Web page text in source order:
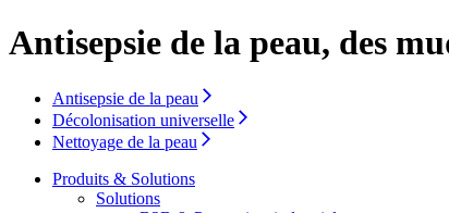
Thérapies
Contact
Antisepsie de la peau, des
Antisepsie de la peau
Décolonisation universelle
Nettoyage de la peau
Produits & Solutions
Solutions